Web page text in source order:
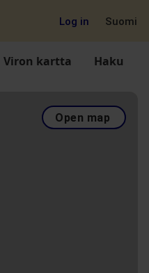
Log in Suomi
Viron kartta Haku
Open map